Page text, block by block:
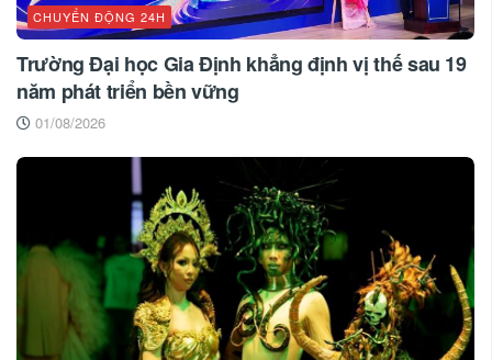
CHUYỂN ĐỘNG 24H
Trường Đại học Gia Định khẳng định vị thế sau 19
năm phát triển bền vững
01/08/2026